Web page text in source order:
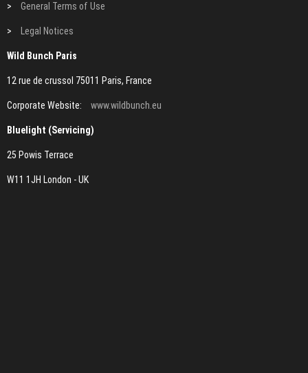
> General Terms of Use
> Legal Notices
Wild Bunch Paris
12 rue de crussol 75011 Paris, France
Corporate Website: www.wildbunch.eu
Bluelight (Servicing)
25 Powis Terrace
W11 1JH London - UK